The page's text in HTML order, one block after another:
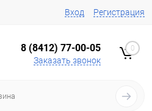
Вход Регистрация
8 (8412) 77-00-05
Заказать звонок
0